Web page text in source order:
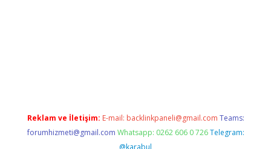
Reklam ve İletişim: E-mail: backlinkpaneli@gmail.com Teams:
forumhizmeti@gmail.com Whatsapp: 0262 606 0 726 Telegram:
@karabul